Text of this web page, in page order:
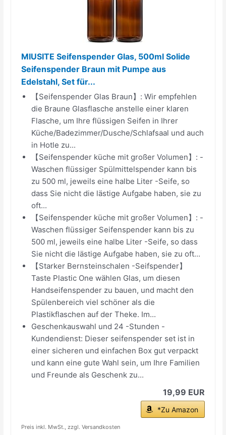
MIUSITE Seifenspender Glas, 500ml Solide
Seifenspender Braun mit Pumpe aus
Edelstahl, Set für...
【Seifenspender Glas Braun】: Wir empfehlen
die Braune Glasflasche anstelle einer klaren
Flasche, um Ihre flüssigen Seifen in Ihrer
Küche/Badezimmer/Dusche/Schlafsaal und auch
in Hotle zu...
【Seifenspender küche mit großer Volumen】: -
Waschen flüssiger Spülmittelspender kann bis
zu 500 ml, jeweils eine halbe Liter -Seife, so
dass Sie nicht die lästige Aufgabe haben, sie zu
oft...
【Seifenspender küche mit großer Volumen】: -
Waschen flüssiger Seifenspender kann bis zu
500 ml, jeweils eine halbe Liter -Seife, so dass
Sie nicht die lästige Aufgabe haben, sie zu oft...
【Starker Bernsteinschalen -Seifspender】
Taste Plastic One wählen Glas, um diesen
Handseifenspender zu bauen, und macht den
Spülenbereich viel schöner als die
Plastikflaschen auf der Theke. Im...
Geschenkauswahl und 24 -Stunden -
Kundendienst: Dieser seifenspender set ist in
einer sicheren und einfachen Box gut verpackt
und kann eine gute Wahl sein, um Ihre Familien
und Freunde als Geschenk zu...
19,99 EUR
*Zu Amazon
Preis inkl. MwSt., zzgl. Versandkosten